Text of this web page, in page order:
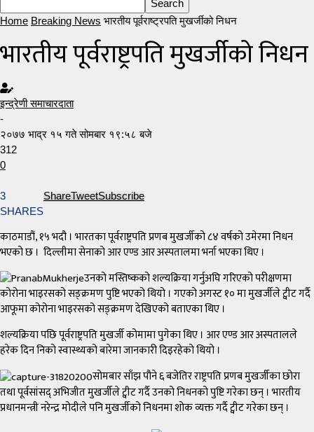
Home Breaking News भारतीय पूर्वराष्ट्रपति मुखर्जीको निधन
भारतीय पूर्वराष्ट्रपति मुखर्जीको निधन
इन्द्रेणी समाचारदाता
-
२०७७ भाद्र १५ गते सोमबार १९:५८ बजे
312
0
3
SHARES
ShareTweetSubscribe
काठमाडौं, १५ भदौ । भारतका पूर्वराष्ट्रपति प्रणब मुखर्जीको ८४ वर्षको उमेरमा निधन
भएको छ । दिल्लीमा सेनाको आर एण्ड आर अस्पतालमा भर्ना भएका थिए ।
उनको मस्तिष्कको शल्यक्रिया गर्नुअघि गरिएको परीक्षणमा
कोरोना भाइरसको सङ्क्रमण पुष्टि भएको थियो । गएको अगस्ट १० मा मुखर्जीले ट्वीट गर्दै
आफूमा कोरोना भाइरसको सङ्क्रमण देखिएको बताएका थिए ।
शल्यक्रिया पछि पूर्वराष्ट्रपति मुखर्जी कोमामा पुगेका थिए । आर एण्ड आर अस्पतालले
हरेक दिन निको स्वास्थ्यको बारेमा जानकारी दिइरहेको थियो ।
सोमबार साँझ पौने ६ बजेतिर राष्ट्रपति प्रणब मुखर्जीका छोरा
तथा पूर्वसांसद् अभिजीत मुखर्जीले ट्वीट गर्दै उनको निधनको पुष्टि गरेका छन् । भारतीय
प्रधानमन्त्री नरेन्द्र मोदीले पनि मुखर्जीको निधनमा शोक व्यक्त गर्दै ट्वीट गरेका छन् ।